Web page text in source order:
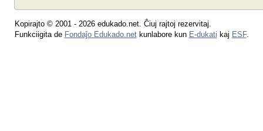
Kopirajto © 2001 - 2026 edukado.net. Ĉiuj rajtoj rezervitaj.
Funkciigita de Fondaĵo Edukado.netkunlabore kun E-dukati kaj ESF.